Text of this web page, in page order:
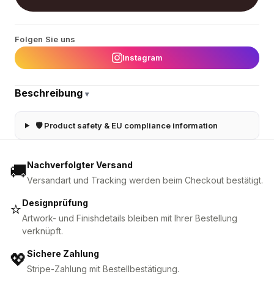
Folgen Sie uns
Instagram
Beschreibung ▾
🛡 Product safety & EU compliance information
🚚Nachverfolgter Versand
Versandart und Tracking werden beim Checkout bestätigt.
⭐Designprüfung
Artwork- und Finishdetails bleiben mit Ihrer Bestellung
verknüpft.
💖Sichere Zahlung
Stripe-Zahlung mit Bestellbestätigung.